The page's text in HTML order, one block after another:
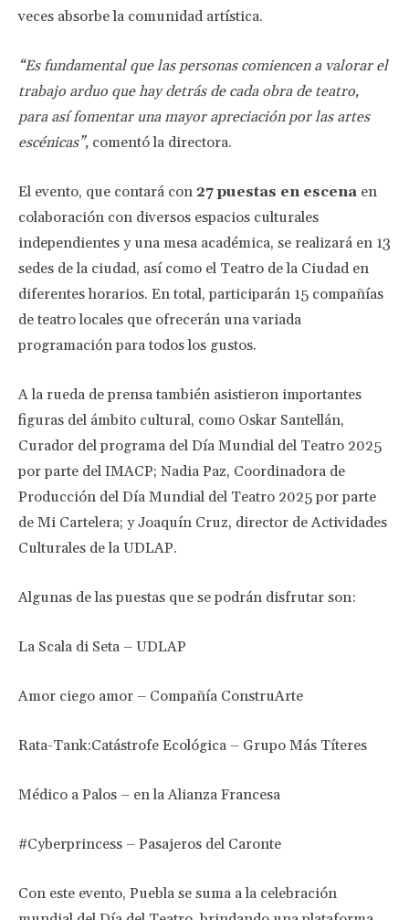
veces absorbe la comunidad artística.
“Es fundamental que las personas comiencen a valorar el
trabajo arduo que hay detrás de cada obra de teatro,
para así fomentar una mayor apreciación por las artes
escénicas”, comentó la directora.
El evento, que contará con 27 puestas en escena en
colaboración con diversos espacios culturales
independientes y una mesa académica, se realizará en 13
sedes de la ciudad, así como el Teatro de la Ciudad en
diferentes horarios. En total, participarán 15 compañías
de teatro locales que ofrecerán una variada
programación para todos los gustos.
A la rueda de prensa también asistieron importantes
figuras del ámbito cultural, como Oskar Santellán,
Curador del programa del Día Mundial del Teatro 2025
por parte del IMACP; Nadia Paz, Coordinadora de
Producción del Día Mundial del Teatro 2025 por parte
de Mi Cartelera; y Joaquín Cruz, director de Actividades
Culturales de la UDLAP.
Algunas de las puestas que se podrán disfrutar son:
La Scala di Seta – UDLAP
Amor ciego amor – Compañía ConstruArte
Rata-Tank:Catástrofe Ecológica – Grupo Más Títeres
Médico a Palos – en la Alianza Francesa
#Cyberprincess – Pasajeros del Caronte
Con este evento, Puebla se suma a la celebración